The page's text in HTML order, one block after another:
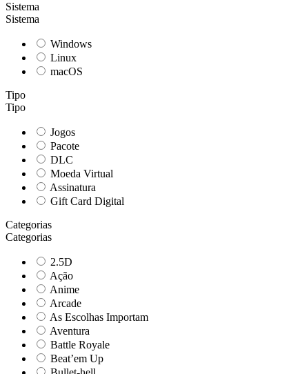
Sistema
Sistema
Windows
Linux
macOS
Tipo
Tipo
Jogos
Pacote
DLC
Moeda Virtual
Assinatura
Gift Card Digital
Categorias
Categorias
2.5D
Ação
Anime
Arcade
As Escolhas Importam
Aventura
Battle Royale
Beat’em Up